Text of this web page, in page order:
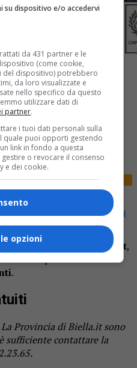
come
Fonte preferita su
de La Provincia di Biella.it,
Un modo perrendere
.
Provincia di Biella.it sono
sufficiente contattare la
su dispositivo e/o accedervi
da 431 partner e le
(come cookie,
del dispositivo) potrebbero
da loro visualizzate e
nello specifico da questo
utilizzare dati di
partner.
i tuoi dati personali sulla
quale puoi opporti gestendo
link in fondo a questa
o revocare il consenso
e dei cookie.
opzioni